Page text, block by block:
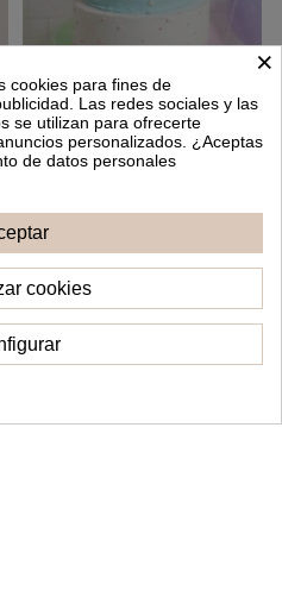
Topper Feliz Cumpleaños
personalizado
×
cookies para fines de
Las redes sociales y las
se utilizan para ofrecerte
personalizados. ¿Aceptas
de datos personales
cookies